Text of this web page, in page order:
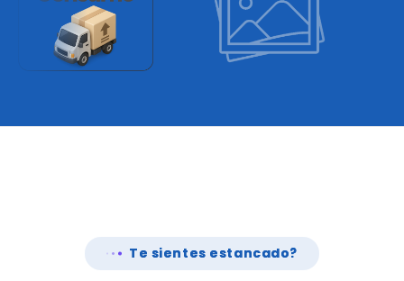
Te sientes estancado?